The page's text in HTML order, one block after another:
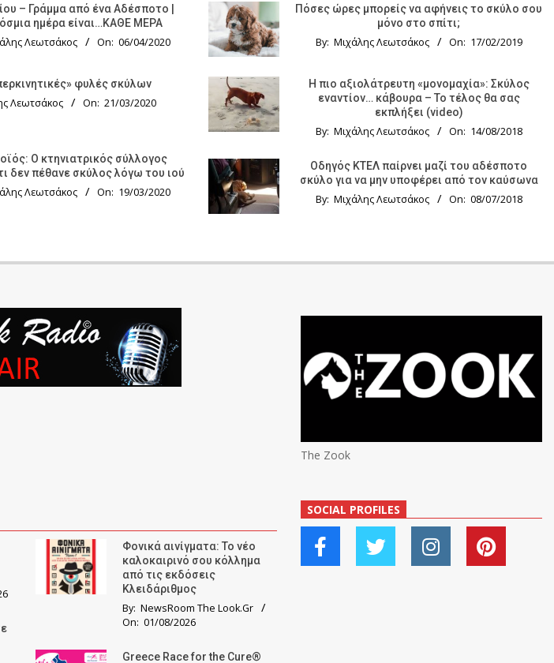
– Γράμμα από ένα Αδέσποτο |
ημέρα είναι…ΚΑΘΕ ΜΕΡΑ
Λεωτσάκος On: 06/04/2020
φυλές σκύλων
Λεωτσάκος On: 21/03/2020
Ο κτηνιατρικός σύλλογος
δεν πέθανε σκύλος λόγω του ιού
Λεωτσάκος On: 19/03/2020
Πόσες ώρες μπορείς να αφήνεις το σκύλο σου
μόνο στο σπίτι;
By: Μιχάλης Λεωτσάκος On: 17/02/2019
Η πιο αξιολάτρευτη «μονομαχία»: Σκύλος
εναντίον… κάβουρα – Το τέλος θα σας
εκπλήξει (video)
By: Μιχάλης Λεωτσάκος On: 14/08/2018
Οδηγός KTΕΛ παίρνει μαζί του αδέσποτο
σκύλο για να μην υποφέρει από τον καύσωνα
By: Μιχάλης Λεωτσάκος On: 08/07/2018
Φονικά αινίγματα: Το νέο
καλοκαιρινό σου κόλλημα
από τις εκδόσεις
Κλειδάριθμος
By: NewsRoom The Look.Gr
On: 01/08/2026
Greece Race for the Cure®
The Zook
SOCIAL PROFILES